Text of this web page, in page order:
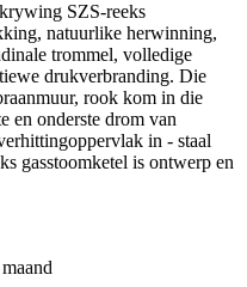
SZS-reeks
natuurlike herwinning,
trommel, volledige
drukverbranding. Die
rook kom in die
en onderste drom van
in - staal
gasstoomketel is ontwerp en